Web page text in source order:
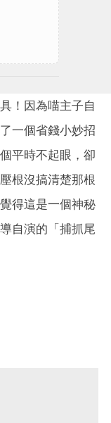
！因為喵主子自
一個省錢小妙招
平時不起眼，卻
根沒搞清楚那根
得這是一個神秘
自演的「捕抓尾